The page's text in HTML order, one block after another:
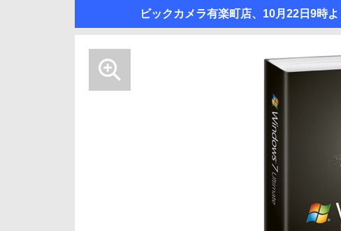
ビックカメラ有楽町店、10月22日9時